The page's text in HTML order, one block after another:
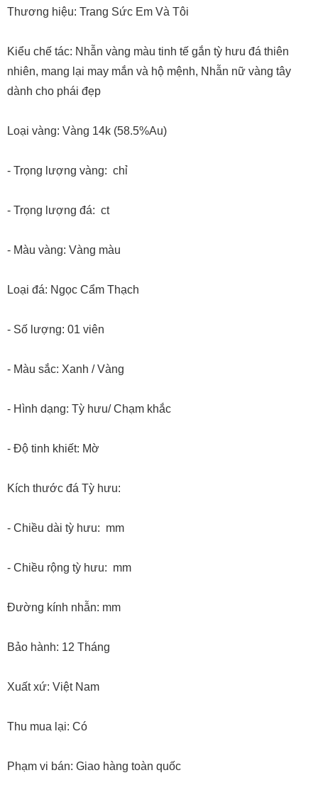
Thương hiệu: Trang Sức Em Và Tôi
Kiểu chế tác: Nhẫn vàng màu tinh tế gắn tỳ hưu đá thiên
nhiên, mang lại may mắn và hộ mệnh, Nhẫn nữ vàng tây
dành cho phái đẹp
Loại vàng: Vàng 14k (58.5%Au)
- Trọng lượng vàng: chỉ
- Trọng lượng đá: ct
- Màu vàng: Vàng màu
Loại đá: Ngọc Cẩm Thạch
- Số lượng: 01 viên
- Màu sắc: Xanh / Vàng
- Hình dạng: Tỳ hưu/ Chạm khắc
- Độ tinh khiết: Mờ
Kích thước đá Tỳ hưu:
- Chiều dài tỳ hưu: mm
- Chiều rộng tỳ hưu: mm
Đường kính nhẫn: mm
Bảo hành: 12 Tháng
Xuất xứ: Việt Nam
Thu mua lại: Có
Phạm vi bán: Giao hàng toàn quốc